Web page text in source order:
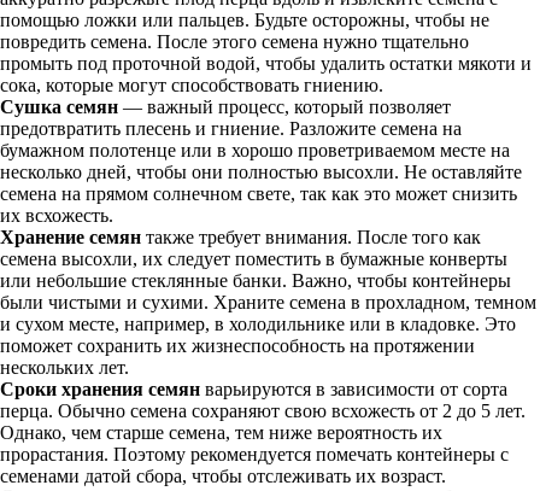
помощью ложки или пальцев. Будьте осторожны, чтобы не
повредить семена. После этого семена нужно тщательно
промыть под проточной водой, чтобы удалить остатки мякоти и
сока, которые могут способствовать гниению.
Сушка семян — важный процесс, который позволяет
предотвратить плесень и гниение. Разложите семена на
бумажном полотенце или в хорошо проветриваемом месте на
несколько дней, чтобы они полностью высохли. Не оставляйте
семена на прямом солнечном свете, так как это может снизить
их всхожесть.
Хранение семян также требует внимания. После того как
семена высохли, их следует поместить в бумажные конверты
или небольшие стеклянные банки. Важно, чтобы контейнеры
были чистыми и сухими. Храните семена в прохладном, темном
и сухом месте, например, в холодильнике или в кладовке. Это
поможет сохранить их жизнеспособность на протяжении
нескольких лет.
Сроки хранения семян варьируются в зависимости от сорта
перца. Обычно семена сохраняют свою всхожесть от 2 до 5 лет.
Однако, чем старше семена, тем ниже вероятность их
прорастания. Поэтому рекомендуется помечать контейнеры с
семенами датой сбора, чтобы отслеживать их возраст.